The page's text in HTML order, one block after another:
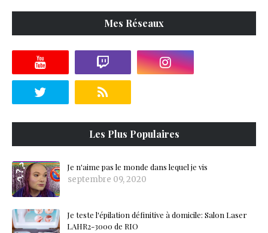
Mes Réseaux
Les Plus Populaires
Je n'aime pas le monde dans lequel je vis
septembre 09, 2020
Je teste l'épilation définitive à domicile: Salon Laser
LAHR2-3000 de RIO